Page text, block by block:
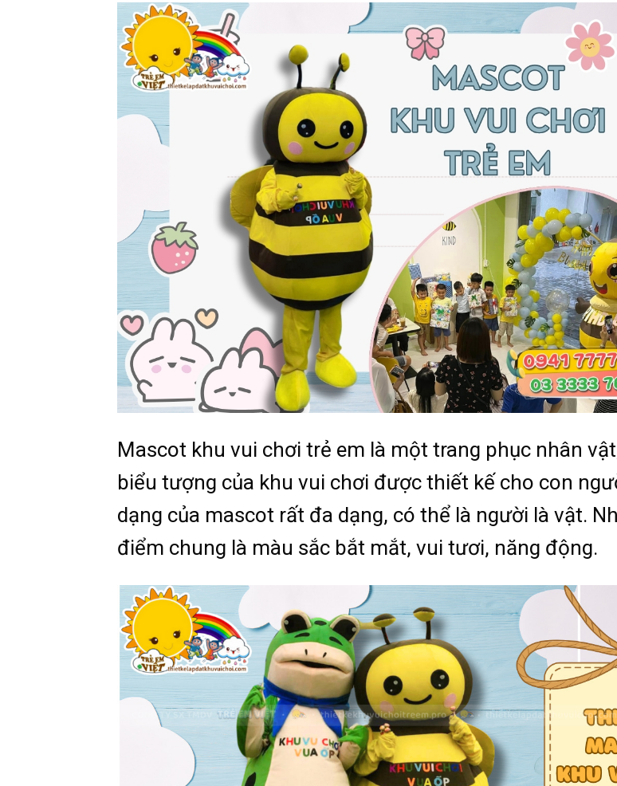
Mascot khu vui chơi trẻ em là một trang phục nhân
biểu tượng của khu vui chơi được thiết kế cho con
dạng của mascot rất đa dạng, có thể là người là vật.
điểm chung là màu sắc bắt mắt, vui tươi, năng động.